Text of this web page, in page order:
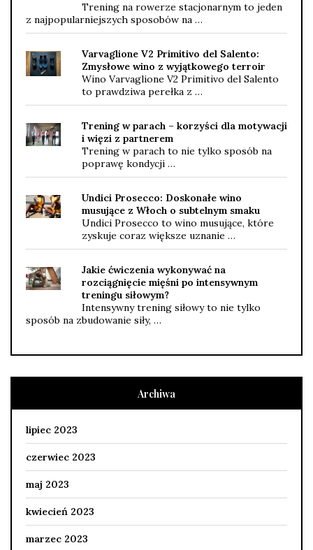
Trening na rowerze stacjonarnym to jeden
z najpopularniejszych sposobów na …
Varvaglione V2 Primitivo del Salento:
Zmysłowe wino z wyjątkowego terroir
Wino Varvaglione V2 Primitivo del Salento
to prawdziwa perełka z …
Trening w parach – korzyści dla motywacji
i więzi z partnerem
Trening w parach to nie tylko sposób na
poprawę kondycji …
Undici Prosecco: Doskonałe wino
musujące z Włoch o subtelnym smaku
Undici Prosecco to wino musujące, które
zyskuje coraz większe uznanie …
Jakie ćwiczenia wykonywać na
rozciągnięcie mięśni po intensywnym
treningu siłowym?
Intensywny trening siłowy to nie tylko
sposób na zbudowanie siły, …
Archiwa
lipiec 2023
czerwiec 2023
maj 2023
kwiecień 2023
marzec 2023